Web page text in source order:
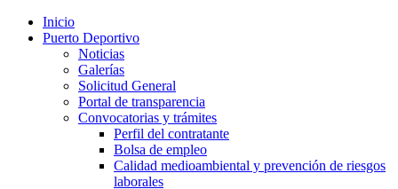
Inicio
Puerto Deportivo
Noticias
Galerías
Solicitud General
Portal de transparencia
Convocatorias y trámites
Perfil del contratante
Bolsa de empleo
Calidad medioambiental y prevención de riesgos
laborales